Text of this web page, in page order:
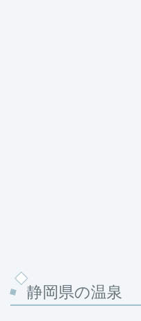
静岡県の温泉